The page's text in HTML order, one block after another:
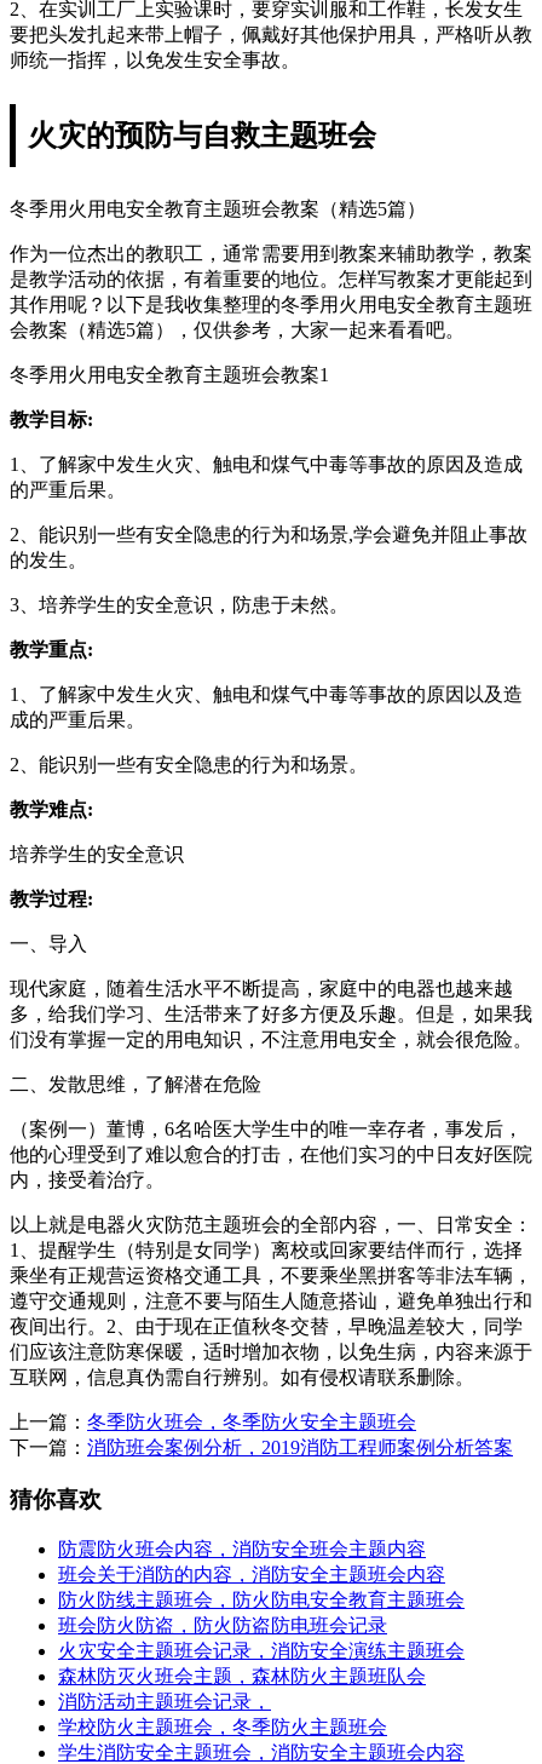
2、在实训工厂上实验课时，要穿实训服和工作鞋，长发女生
要把头发扎起来带上帽子，佩戴好其他保护用具，严格听从教
师统一指挥，以免发生安全事故。
火灾的预防与自救主题班会
冬季用火用电安全教育主题班会教案（精选5篇）
作为一位杰出的教职工，通常需要用到教案来辅助教学，教案
是教学活动的依据，有着重要的地位。怎样写教案才更能起到
其作用呢？以下是我收集整理的冬季用火用电安全教育主题班
会教案（精选5篇），仅供参考，大家一起来看看吧。
冬季用火用电安全教育主题班会教案1
教学目标:
1、了解家中发生火灾、触电和煤气中毒等事故的原因及造成
的严重后果。
2、能识别一些有安全隐患的行为和场景,学会避免并阻止事故
的发生。
3、培养学生的安全意识，防患于未然。
教学重点:
1、了解家中发生火灾、触电和煤气中毒等事故的原因以及造
成的严重后果。
2、能识别一些有安全隐患的行为和场景。
教学难点:
培养学生的安全意识
教学过程:
一、导入
现代家庭，随着生活水平不断提高，家庭中的电器也越来越
多，给我们学习、生活带来了好多方便及乐趣。但是，如果我
们没有掌握一定的用电知识，不注意用电安全，就会很危险。
二、发散思维，了解潜在危险
（案例一）董博，6名哈医大学生中的唯一幸存者，事发后，
他的心理受到了难以愈合的打击，在他们实习的中日友好医院
内，接受着治疗。
以上就是电器火灾防范主题班会的全部内容，一、日常安全：
1、提醒学生（特别是女同学）离校或回家要结伴而行，选择
乘坐有正规营运资格交通工具，不要乘坐黑拼客等非法车辆，
遵守交通规则，注意不要与陌生人随意搭讪，避免单独出行和
夜间出行。2、由于现在正值秋冬交替，早晚温差较大，同学
们应该注意防寒保暖，适时增加衣物，以免生病，内容来源于
互联网，信息真伪需自行辨别。如有侵权请联系删除。
上一篇： 冬季防火班会，冬季防火安全主题班会
下一篇： 消防班会案例分析，2019消防工程师案例分析答案
猜你喜欢
防震防火班会内容，消防安全班会主题内容
班会关于消防的内容，消防安全主题班会内容
防火防线主题班会，防火防电安全教育主题班会
班会防火防盗，防火防盗防电班会记录
火灾安全主题班会记录，消防安全演练主题班会
森林防灭火班会主题，森林防火主题班队会
消防活动主题班会记录，
学校防火主题班会，冬季防火主题班会
学生消防安全主题班会，消防安全主题班会内容